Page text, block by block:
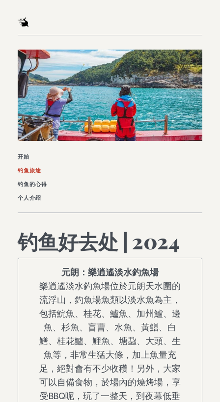
开始
钓鱼旅途
钓鱼的心得
个人介绍
钓鱼好去处 | 2024
元朗：樂逍遙淡水釣魚場
樂逍遙淡水釣魚場位於元朗天水圍的
流浮山，釣魚場魚類以淡水魚為主，
包括鯇魚、桂花、鱸魚、加州鱸、邊
魚、杉魚、盲曹、水魚、黃鱔、白
鱔、桂花鱸、鯉魚、塘蝨、大頭、生
魚等，非常生猛大條，加上魚量充
足，絕對會有不少收穫！另外，大家
可以自備食物，於場內的燒烤場，享
受BBQ呢，玩了一整天，到夜幕低垂